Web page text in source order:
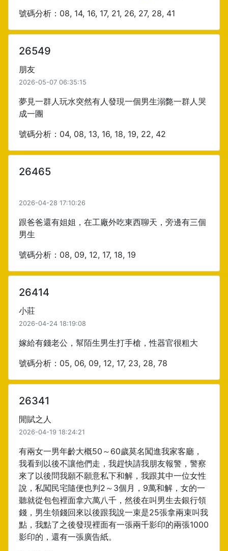
號碼分析：08, 14, 16, 17, 21, 26, 27, 28, 41
26549
朋友
2026-05-07 06:35:15
夢見一群人玩水突然有人發現一個男生溺斃一群人哭
成一團
號碼分析：04, 08, 13, 16, 18, 19, 22, 42
26465
2026-04-28 17:10:26
跟爸爸還有姐姐，在工廠外吃東西聊天，旁邊有三個
男生
號碼分析：08, 09, 12, 17, 18, 19
26414
小莊
2026-04-24 18:19:08
嫁給有錢老公，幫陌生男生打手槍，性器官很粗大
號碼分析：05, 06, 09, 12, 17, 23, 28, 78
26341
閒賦之人
2026-04-19 18:24:21
有兩女一男年齡大概50～60歲莫名闖進我家客廳，
我看到以後不讓他們走，我趕快請我朋友報警，警察
來了以後問我願不願意私下和解，我跟其中一位女性
說，私闖民宅隨便也判2～3個月，9萬和解，女的一
聽就從包包裡面拿六萬八千，然後在叫男生去銀行領
錢，男生領錢回來以後跟我說一束是25張拿兩束叫我
點，我點了之後發現裡面有一張兩千影印的兩張1000
影印的，還有一張廣告紙。